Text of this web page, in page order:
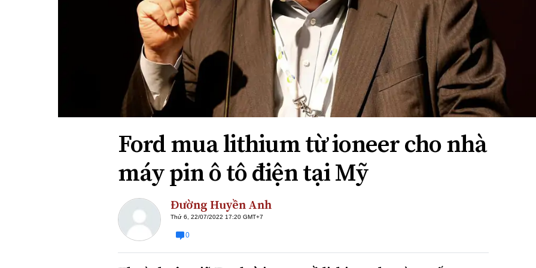
Xi nhan Trái Phải
Bạn đọc viết
Ford mua lithium từ ioneer cho nhà
máy pin ô tô điện tại Mỹ
Đường Huyền Anh
Thứ 6, 22/07/2022 17:20 GMT+7
0